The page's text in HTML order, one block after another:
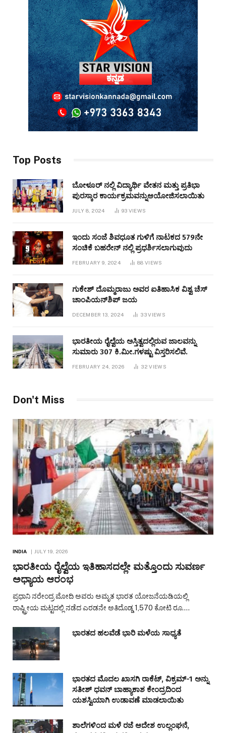
Top Posts
ಬೋಳೂರ್ ನಲ್ಲಿ ವಿದ್ಯಾರ್ಥಿ ವೇತನ ಮತ್ತು ಪ್ರತಿಭಾ
ಪುರಸ್ಕಾರ ಕಾರ್ಯಕ್ರಮವನ್ನುಆಯೋಜಿಸಲಾಯಿತು
JULY 8, 2024 93 VIEWS
ಇಂದು ಸಂಜೆ ಶಿವಧೂತ ಗುಳಿಗೆ ನಾಟಕದ 579ನೇ
ಸಂಚಿಕೆ ಬಹರೇನ್ ನಲ್ಲಿ ಪ್ರಧರ್ಶಿಸಲಾಗುವುದು
FEBRUARY 9, 2024 88VIEWS
ಗುಕೇಶ್ ದೊಮ್ಮರಾಜು ಅವರ ಐತಿಹಾಸಿಕ ವಿಶ್ವ ಚೆಸ್
ಚಾಂಪಿಯನ್‌ಶಿಪ್ ಜಯ
DECEMBER 13, 2024 33VIEWS
ಭಾರತೀಯ ರೈಲ್ವೆಯ ಅಸ್ತಿತ್ವದಲ್ಲಿರುವ ಜಾಲವನ್ನು
ಸುಮಾರು 307 ಕಿ.ಮೀ.ಗಳಷ್ಟು ವಿಸ್ತರಿಸಲಿವೆ.
FEBRUARY 24, 2026 32VIEWS
Don't Miss
INDIA JULY 19, 2026
ಭಾರತೀಯ ರೈಲ್ವೆಯ ಇತಿಹಾಸದಲ್ಲೇ ಮತ್ತೊಂದು ಸುವರ್ಣ
ಅಧ್ಯಾಯ ಆರಂಭ
ಪ್ರಧಾನಿ ನರೇಂದ್ರ ಮೋದಿ ಅವರು ಅಮೃತ ಭಾರತ ಯೋಜನೆಯಡಿಯಲ್ಲಿ
ರಾಷ್ಟ್ರೀಯ ಮಟ್ಟದಲ್ಲಿ ನಡೆದ ಎರಡನೇ ಅತಿದೊಡ್ಡ 1,570 ಕೋಟಿ ರೂ.…
ಭಾರತದ ಹಲವೆಡೆ ಭಾರಿ ಮಳೆಯ ಸಾಧ್ಯತೆ
ಭಾರತದ ಮೊದಲ ಖಾಸಗಿ ರಾಕೆಟ್, ವಿಕ್ರಮ್-1 ಅನ್ನು
ಸತೀಶ್ ಧವನ್ ಬಾಹ್ಯಾಕಾಶ ಕೇಂದ್ರದಿಂದ
ಯಶಸ್ವಿಯಾಗಿ ಉಡಾವಣೆ ಮಾಡಲಾಯಿತು
ಶಾಲೆಗಳಿಂದ ಮಳೆ ರಜೆ ಆದೇಶ ಉಲ್ಲಂಘನೆ,